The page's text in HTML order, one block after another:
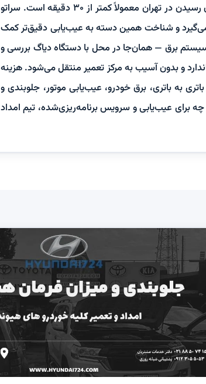
با شماره امداد تماس بگیرید و موقعیت خود را اعلام کنید؛ میانگین زمان رسیدن در تهران معمولاً کمتر از ۳۰ دقیقه است. سراتو
و شناخت همین دسته به عیب‌یابی دقیق‌تر کمک
برق — همان‌جا در محل با دستگاه دیاگ بررسی و
و بدون آسیب به مرکز تعمیر منتقل می‌شود. هزینه
به باتری، برق خودرو، عیب‌یابی موتور، جلوبندی و
عیب‌یابی و سرویس برنامه‌ریزی‌شده، تیم امداد